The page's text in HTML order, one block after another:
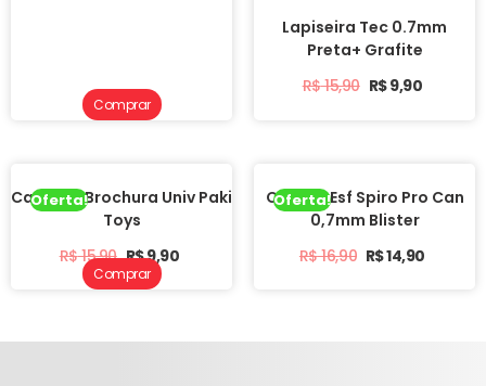
Lapiseira Tec 0.7mm
Preta+ Grafite
R$15,90 R$9,90
Comprar
Oferta!
Caderno Brochura Univ Paki
Toys
R$15,90 R$9,90
Oferta!
Caneta Esf Spiro Pro Can
0,7mm Blister
R$16,90 R$14,90
Comprar